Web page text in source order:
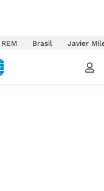
REM Brasil Javier